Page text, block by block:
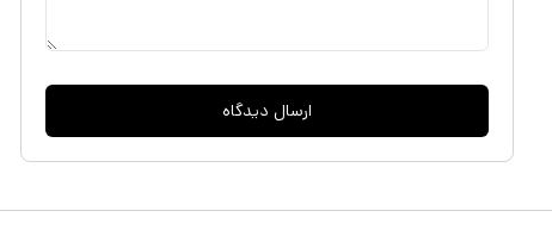
ارسال دیدگاه